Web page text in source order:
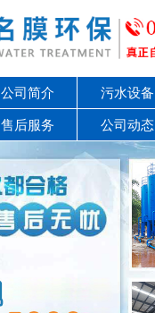
公司简介 污水设备
售后服务 公司动态